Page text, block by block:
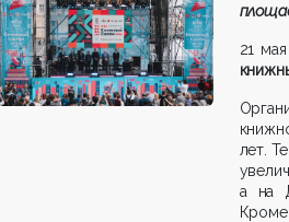
21
лет.
а на